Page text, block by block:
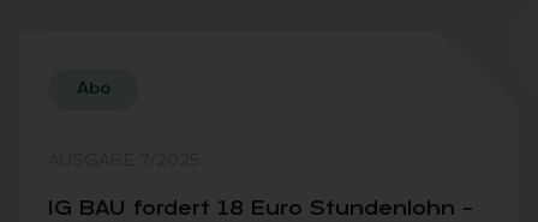
Abo
IG BAU for­dert 18 Euro Stun­den­lohn –